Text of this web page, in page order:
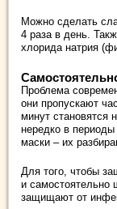
Можно сделать
4 раза в день.
хлорида натрия
Проблема
они пропускают
минут становятся
нередко в
маски – их
Для того, чтобы
и самостоятельно
защищают от